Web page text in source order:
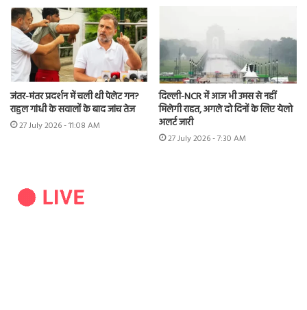
जंतर-मंतर प्रदर्शन में चली थी पेलेट गन?
राहुल गांधी के सवालों के बाद जांच तेज
27 July 2026 - 11:08 AM
दिल्ली-NCR में आज भी उमस से नहीं
मिलेगी राहत, अगले दो दिनों के लिए येलो
अलर्ट जारी
27 July 2026 - 7:30 AM